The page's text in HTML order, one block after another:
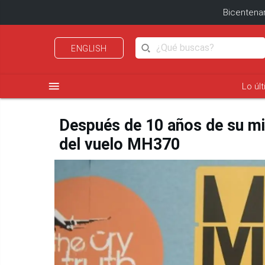
ENGLISH
menu Lo
Después de 10 años de su
del vuelo MH370